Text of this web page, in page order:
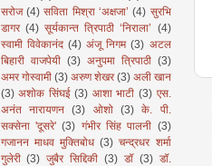
सरोज (4) सविता मिश्रा ‘अक्षजा’ (4) सुरभि
डागर (4) सूर्यकान्त त्रिपाठी ‘निराला’ (4)
स्वामी विवेकानंद (4) अंजू निगम (3) अटल
बिहारी वाजपेयी (3) अनुपमा त्रिपाठी (3)
अमर गोस्वामी (3) अरुण शेखर (3) अली खान
(3) अशोक सिंघई (3) आशा भाटी (3) एस.
अनंत नारायणन (3) ओशो (3) के. पी.
सक्सेना 'दूसरे' (3) गंभीर सिंह पालनी (3)
गजानन माधव मुक्तिबोध (3) चन्द्रधर शर्मा
गुलेरी (3) जुबैर सिद्दिकी (3) डॉ (3) डॉ.